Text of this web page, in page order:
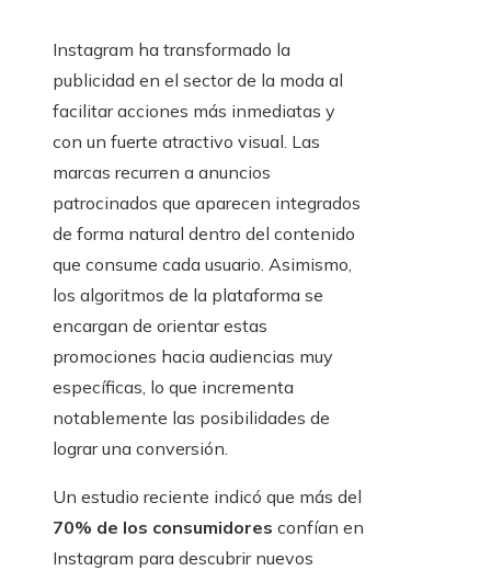
Instagram ha transformado la
publicidad en el sector de la moda al
facilitar acciones más inmediatas y
con un fuerte atractivo visual. Las
marcas recurren a anuncios
patrocinados que aparecen integrados
de forma natural dentro del contenido
que consume cada usuario. Asimismo,
los algoritmos de la plataforma se
encargan de orientar estas
promociones hacia audiencias muy
específicas, lo que incrementa
notablemente las posibilidades de
lograr una conversión.
Un estudio reciente indicó que más del
70% de los consumidores confían en
Instagram para descubrir nuevos